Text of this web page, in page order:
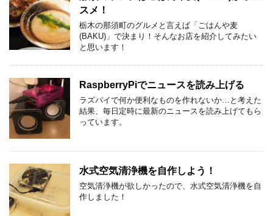
スメ！
栃木の那須町のグルメと言えば「ごはんや麦
(BAKU)」で決まり！そんなお店を紹介してみたい
と思います！
RaspberryPiでニュースを読み上げる
ラズパイで何か便利なものを作れないか…と考えた
結果、毎日定時に最新のニュースを読み上げてもら
っています。
水式空気清浄機を自作しよう！
空気清浄機が欲しかったので、水式空気清浄機を自
作しました！